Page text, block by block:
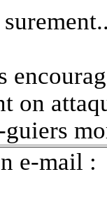
on
e-mail :